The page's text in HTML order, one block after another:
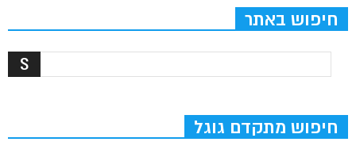
חיפוש באתר
חיפוש מתקדם גוגל